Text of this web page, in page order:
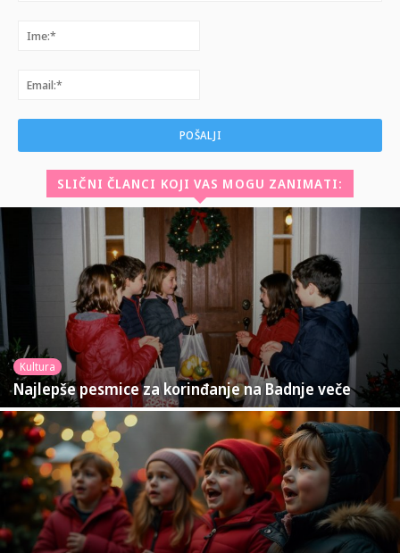
SLIČNI ČLANCI KOJI VAS MOGU ZANIMATI:
Kultura
Najlepše pesmice za korinđanje na Badnje veče